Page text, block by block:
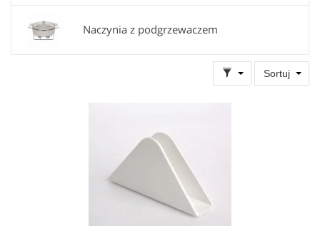
Naczynia z podgrzewaczem
Sortuj